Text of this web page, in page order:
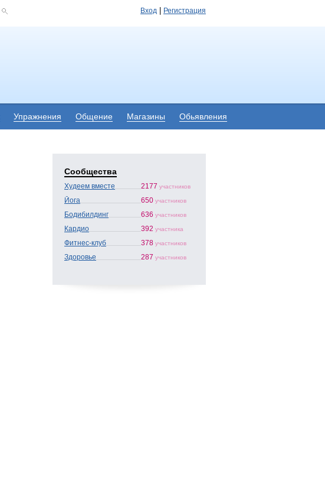
Вход Регистрация
Упражнения Общение Магазины Обьявления
Сообщества
Худеем вместе 2177 участников
Йога 650 участников
Бодибилдинг 636 участников
Кардио 392 участника
Фитнес-клуб 378 участников
Здоровье 287 участников